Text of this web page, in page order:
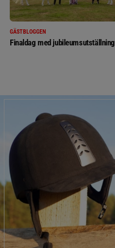
GÄSTBLOGGEN
Finaldag med jubileumsutställning